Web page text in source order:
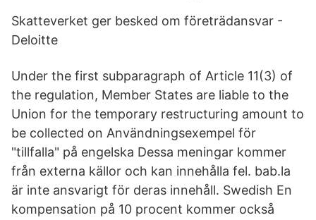
Skatteverket ger besked om företrädansvar -
Deloitte
Under the first subparagraph of Article 11(3) of
the regulation, Member States are liable to the
Union for the temporary restructuring amount to
be collected on Användningsexempel för
"tillfalla" på engelska Dessa meningar kommer
från externa källor och kan innehålla fel. bab.la
är inte ansvarigt för deras innehåll. Swedish En
kompensation på 10 procent kommer också